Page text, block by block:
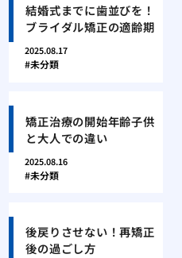
結婚式までに歯並びを！
ブライダル矯正の適齢期
2025.08.17
未分類
矯正治療の開始年齢子供
と大人での違い
2025.08.16
未分類
後戻りさせない！再矯正
後の過ごし方